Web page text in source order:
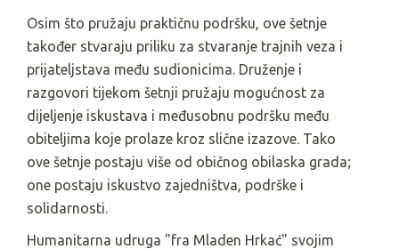
Osim što pružaju praktičnu podršku, ove šetnje
također stvaraju priliku za stvaranje trajnih veza i
prijateljstava među sudionicima. Druženje i
razgovori tijekom šetnji pružaju mogućnost za
dijeljenje iskustava i međusobnu podršku među
obiteljima koje prolaze kroz slične izazove. Tako
ove šetnje postaju više od običnog obilaska grada;
one postaju iskustvo zajedništva, podrške i
solidarnosti.
Humanitarna udruga "fra Mladen Hrkać" svojim